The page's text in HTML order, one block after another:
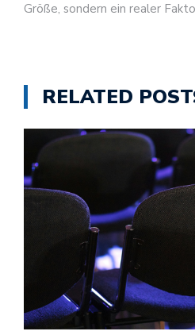
Größe, sondern ein realer
RELATED